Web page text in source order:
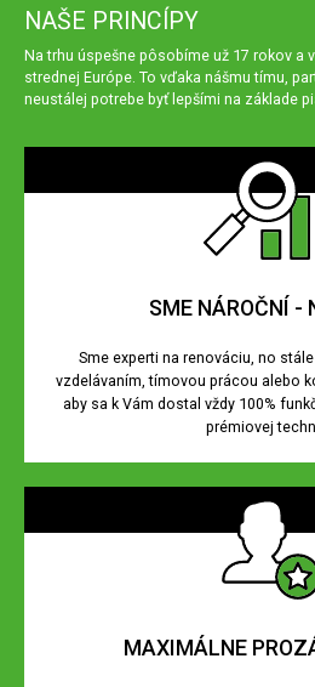
NAŠE PRINCÍPY
Na trhu úspešne pôsobíme už 17 rokov a
strednej Európe. To vďaka nášmu tímu,
neustálej potrebe byť lepšími na základe
SME NÁROČNÍ -
Sme experti na renováciu, no
vzdelávaním, tímovou prácou alebo
aby sa k Vám dostal vždy 100%
prémiovej
MAXIMÁLNE